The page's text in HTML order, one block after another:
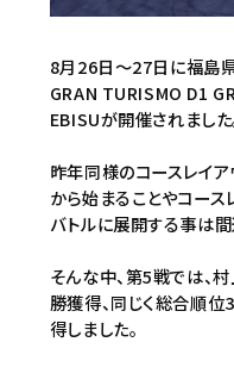
8月26日～27日に福島
GRAN TURISMO D1
EBISUが開催されました
昨年同様のコースレイア
から始まることやコース
バトルに展開する事は間
そんな中、第5戦では、
勝獲得、同じく総合順
得しました。